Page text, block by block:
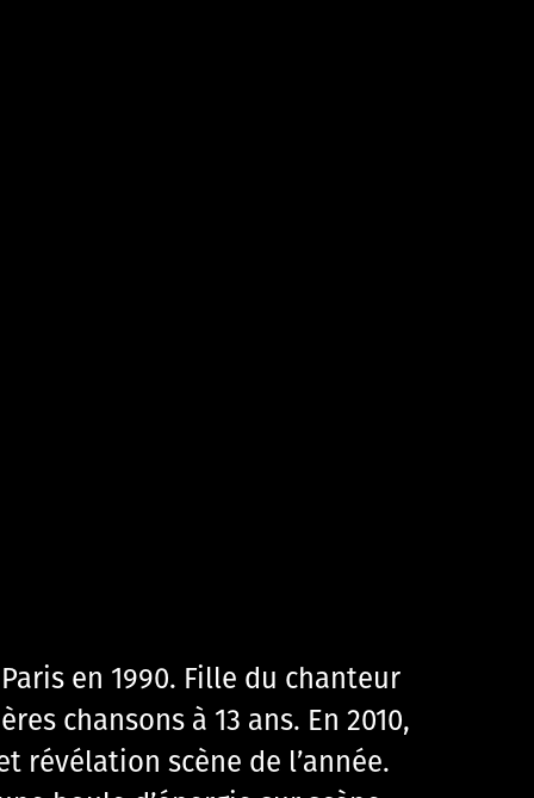
en 1990. Fille du chanteur
chansons à 13 ans. En 2010,
révélation scène de l’année.